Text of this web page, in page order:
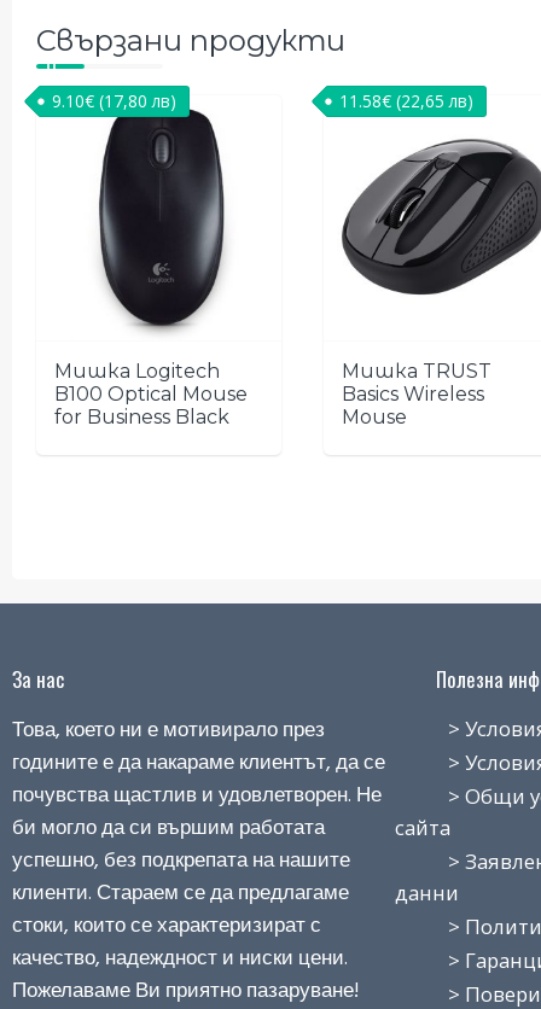
Свързани продукти
Мишка Logitech
B100 Optical Mouse
for Business Black
9.10€ (17,80 лв)
Мишка TRUST
Basics Wireless
Mouse
11.58€ (22,65 лв)
За нас
Това, което ни е мотивирало през
годините е да накараме клиентът, да се
почувства щастлив и удовлетворен. Не
би могло да си вършим работата
успешно, без подкрепата на нашите
клиенти. Стараем се да предлагаме
стоки, които се характеризират с
качество, надеждност и ниски цени.
Пожелаваме Ви приятно пазаруване!
Полезна
> Условия
> Условия
> Общи
сайта
>
данни
>
>
>